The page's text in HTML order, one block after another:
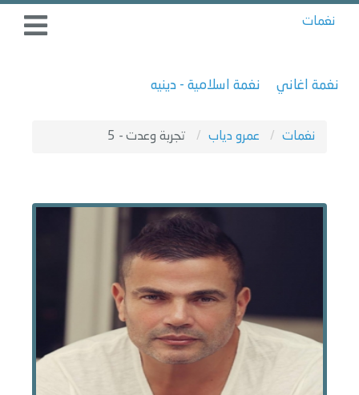
نغمات
نغمة اغاني نغمة اسلامية - دينيه
نغمات عمرو دياب تجربة وعدت - 5